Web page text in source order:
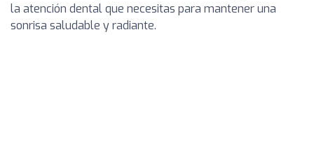
la atención dental que necesitas para mantener una
sonrisa saludable y radiante.